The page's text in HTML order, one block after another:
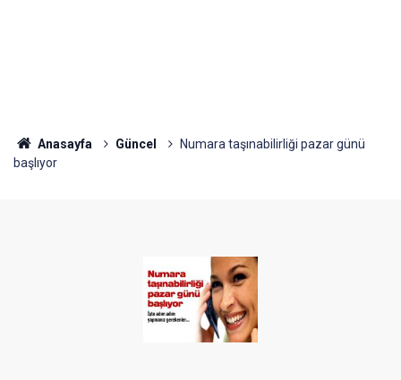
Anasayfa Güncel
Numara taşınabilirliği pazar günü
başlıyor